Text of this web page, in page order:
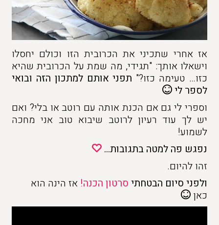
אז אחרי שתכיני את הכרובית הזו וכולם יחסלו
וישאלו אותך: "תגידי, מה שמת על הכרובית שהיא
כזו… טעימה כזו?" תפני אותם למתכון הזה ובואי
לספר לי
וספרי לי גם אם הכנת אותה עם רוטב או בלי? ואם
יש לך עוד רעיון לרוטב שיבוא טוב אני מחכה
לשמוע!
נפגש פה למטה בתגובות…
זהו להיום.
ולפני סיום הבטחתי סרטון הכנה! אז הינה הוא
כאן